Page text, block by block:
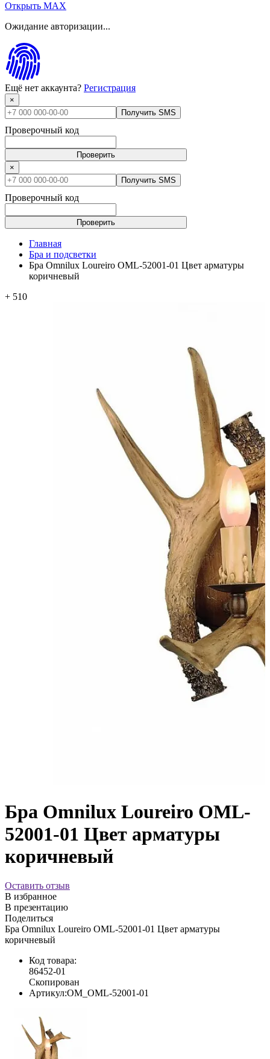
Открыть MAX
Ожидание авторизации...
Ещё нет аккаунта? Регистрация
×
Получить SMS
Проверочный код
Проверить
×
Получить SMS
Проверочный код
Проверить
Главная
Бра и подсветки
Бра Omnilux Loureiro OML-52001-01 Цвет арматуры
коричневый
+ 510
Бра Omnilux Loureiro OML-
52001-01 Цвет арматуры
коричневый
Оставить отзыв
В избранное
В презентацию
Поделиться
Бра Omnilux Loureiro OML-52001-01 Цвет арматуры
коричневый
Код товара:
86452-01
Скопирован
Артикул:OM_OML-52001-01